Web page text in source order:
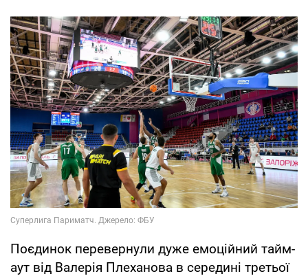
Поєдинок перевернули дуже емоційний тайм-
аут від Валерія Плеханова в середині третьої